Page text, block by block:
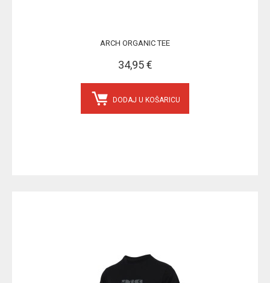
ARCH ORGANIC TEE
34,95 €
DODAJ U KOŠARICU